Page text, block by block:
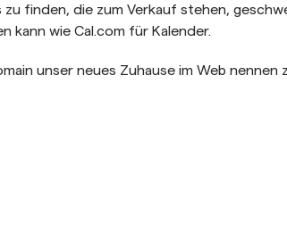
finden, die zum Verkauf stehen,
kann wie Cal.com für Kalender.
unser neues Zuhause im Web nennen